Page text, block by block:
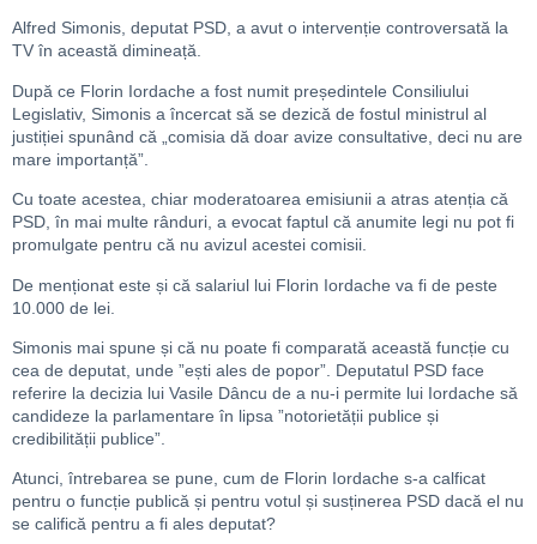
Alfred Simonis, deputat PSD, a avut o intervenție controversată la
TV în această dimineață.
După ce Florin Iordache a fost numit președintele Consiliului
Legislativ, Simonis a încercat să se dezică de fostul ministrul al
justiției spunând că „comisia dă doar avize consultative, deci nu are
mare importanță”.
Cu toate acestea, chiar moderatoarea emisiunii a atras atenția că
PSD, în mai multe rânduri, a evocat faptul că anumite legi nu pot fi
promulgate pentru că nu avizul acestei comisii.
De menționat este și că salariul lui Florin Iordache va fi de peste
10.000 de lei.
Simonis mai spune și că nu poate fi comparată această funcție cu
cea de deputat, unde ”ești ales de popor”. Deputatul PSD face
referire la decizia lui Vasile Dâncu de a nu-i permite lui Iordache să
candideze la parlamentare în lipsa ”notorietății publice și
credibilității publice”.
Atunci, întrebarea se pune, cum de Florin Iordache s-a calficat
pentru o funcție publică și pentru votul și susținerea PSD dacă el nu
se califică pentru a fi ales deputat?